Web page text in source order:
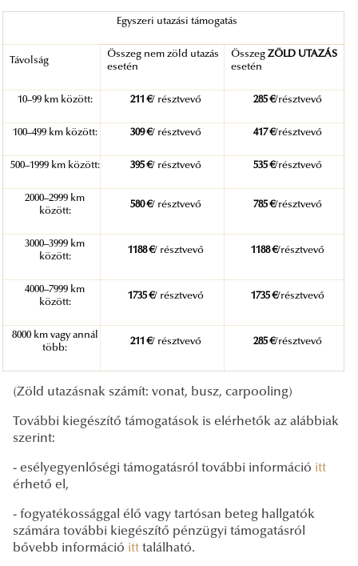
Egyszeri utazási támogatás
Távolság
Összeg nem zöld utazás
esetén
ÖsszegZÖLD UTAZÁS
esetén
10–99 km között: 211 €/ résztvevő 285 €/résztvevő
100–499 km között: 309 €/ résztvevő 417 €/résztvevő
500–1999 km között: 395 €/ résztvevő 535 €/résztvevő
2000–2999 km
között:
580 €/ résztvevő 785 €/résztvevő
3000–3999 km
között:
1188 €/ résztvevő 1188 €/résztvevő
4000–7999 km
között:
1735 €/ résztvevő 1735 €/résztvevő
8000 km vagy annál
több:
211 €/ résztvevő 285 €/résztvevő
(Zöld utazásnak számít: vonat, busz, carpooling)
További kiegészítő támogatások is elérhetők az alábbiak
szerint:
- esélyegyenlőségi támogatásról további információ itt
érhető el,
- fogyatékossággal élő vagy tartósan beteg hallgatók
számára további kiegészítő pénzügyi támogatásról
bővebb információ itt található.